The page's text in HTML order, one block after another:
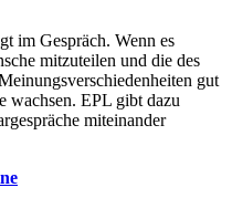
im Gespräch. Wenn es
mitzuteilen und die des
gut
wachsen. EPL gibt dazu
miteinander